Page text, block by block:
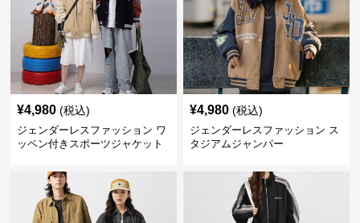
¥4,980 (税込)
ジェンダーレスファッション ワ
ッペン付きスポーツジャケット
¥4,980 (税込)
ジェンダーレスファッション ス
タジアムジャンパー